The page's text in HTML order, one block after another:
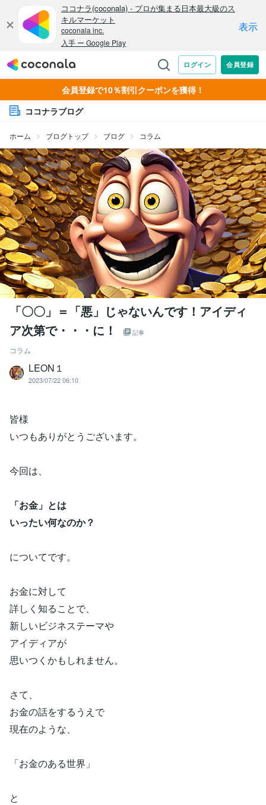
会員登録で10％割引クーポンを獲得！
ココナラブログ
ホーム ブログトップ ブログ コラム
「〇〇」＝「悪」じゃないんです！アイディ
ア次第で・・・に！
記事
コラム
LEON１
2023/07/22 06:10
皆様
いつもありがとうございます。
今回は、
「お金」とは
いったい何なのか？
についてです。
お金に対して
詳しく知ることで、
新しいビジネステーマや
アイディアが
思いつくかもしれません。
さて、
お金の話をするうえで
現在のような、
「お金のある世界」
と